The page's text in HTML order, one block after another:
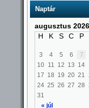
Naptár
augusztus 2026
H
K S C P
« júl
3
4 5 6 7
10 11 12 13 14
17 18 19 20 21
24 25 26 27 28
31